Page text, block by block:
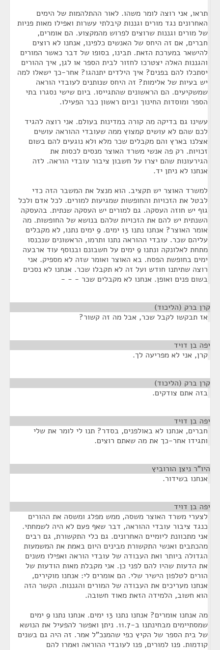
תראו, אני רוצה לומר משהו. לאור ההתלהמות של הימים
האחרונים נגד מורים וגננות קיבלתי עשרות ואפילו מאות פניות
של מורים וגננות שרוצים לפרוש מהמקצוע. הם אומרים,
חברים, אם זה היחס של האנשים כלפינו, אנחנו לא רוצים
להישאר במערכת הזאת. תבינו, בסופו של דבר כאשר המורים
והגננות האלה יצטרכו לחזור לבית הספר או לגן, איך ההורים
יסתכלו להם בפנים? איך הילדים יתנהגו? אחר-כך ישאלו למה
יש בעיות של אלימות? זה היחס שנותנים לעובדי הוראה
שמשקיעים. הם הראשונים שהתגייסו. ביום שישי נסגרו בתי
הספר ומוסדות החינוך וביום ראשון כבר הפעילו.
עשינו גם בדיקה מה קורה במדינות בעולם. אני רוצה להגיד
לכם שהם לא עושים קמצוץ ממה שעובדי ההוראה עושים
אצלנו בארץ והם מקבלים שכר מלא ולא נוגעים להם בשום
זכויות. רק פה אנשי משרד האוצר מנסים לכסות את
הגירעונות שהם יצרו על חשבון ציבור עובדי הוראה. לזה
אנחנו לא ניתן יד.
למשרד האוצר יש תקציב. הוא מנצל את המשבר הזה כדי
לבטל את הזכויות והחופשות שמגיעות למורים. לכל אדם ולכל
גוף יש חוזה העסקה. גם למורים יש העסקה שנתית. בהעסקה
השנתית יש להם את הזכויות שלהם בנושא של החופשות. מה
אומר האוצר? אנחנו נתנו 13 ימים. 9 ימים נתנו, לא מקבלים
עליהם שכר. עובדי ההוראה נתנו ותרמו, הראשונים שנכנסו
מתחת לאלונקה ונתנו 9 ימים על חשבונם ובנוסף עוד ארבעה
ימים בחופשת הפסח. בא האוצר ואומר שזה לא מספיק. אני
רוצה שתיתנו חודש ועל זה לא תקבלו שכר. אנחנו לא נסכים
בשום פנים ואופן. אנחנו לא מקבלים שכר - - -
קרן ברק (הליכוד)
אז תבקשו לקבל שכר, אבל מה זה קשור?
יפה בן דויד
קרן, אני לא מפריעה לך.
קרן ברק (הליכוד)
בזה אתם צודקים.
יפה בן דויד
חברים, אנחנו לא באולפנים, בסדר? תנו לי לומר את שלי
ותגידו אחר-כך את מה שאתם רוצים.
היו"ר ניצן הורוביץ
אנחנו בשידור.
יפה בן דויד
לצערי משרד האוצר משסה, ממש מפלג ומשסה את ההורים
כנגד ציבור עובדי ההוראה, דבר שאף פעם לא היה לשמחתי.
אני מתכוונת ליומיים האחרונים. גם כלי התקשורת, גם רבים
מהכתבים ואנשי התקשורת מבינים היום באמת את המשמעות
הגדולה ביותר ואת העבודה של עובדי הוראה ואפילו משנים
את הדעות שהיו להם לפני כן. אני מקבלת מאות הודעות של
הורים לטלפון הישיר שלי. הם אומרים לי: אנחנו מוקירים,
אנחנו מעריכים את העבודה של המורים והגננות. הקשר הזה
הוא חשוב, הלמידה הזאת מאוד חשובה.
מה אנחנו אומרים? אנחנו נתנו 13 ימים. אנחנו נתנו 9 ימים
שמסתיימים מבחינתנו ב-11.7. ניתן ואפשר להפעיל את הנושא
של בית הספר של הקיץ כפי שהמנכ"ל אמר. זה היה גם בשנים
קודמות. פנו למורים, פנו לעובדי ההוראה ואמרו להם